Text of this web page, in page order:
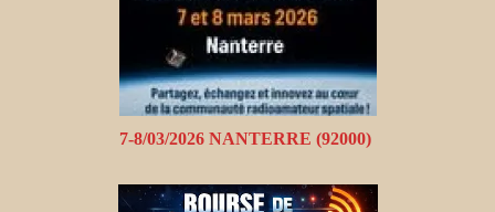
7-8/03/2026 NANTERRE (92000)